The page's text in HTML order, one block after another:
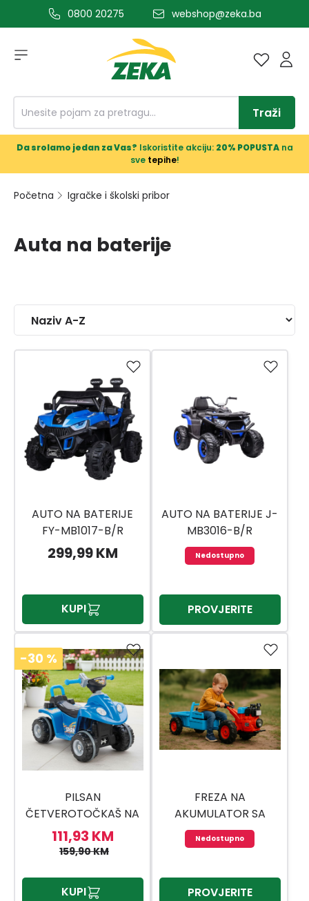
glavni sadržaj0800 20275 webshop@zeka.ba
Traži
Da srolamo jedan za Vas? Iskoristite akciju: 20% POPUSTAna
sve tepihe!
Početna Igračke i školski pribor
Auta na baterije
AUTO NA BATERIJE
FY-MB1017-B/R
299,99 KM
KUPI
AUTO NA BATERIJE J-
MB3016-B/R
Nedostupno
PROVJERITE
-30 %
PILSAN
ČETVEROTOČKAŠ NA
BATERIJU PILSAN 05
277
111,93 KM
159,90 KM
KUPI
FREZA NA
AKUMULATOR SA
PRIKOLICOM 3400097
Nedostupno
PROVJERITE